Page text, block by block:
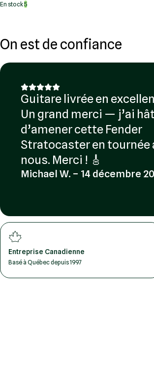
En stock5
On est de confiance
Guitare livrée en
Un grand merci — j’ai
d’amener cette Fender
Stratocaster en tournée
nous. Merci ! 🎸
Michael W. – 14 décembre
Entreprise Canadienne
Basé à Québec depuis 1997